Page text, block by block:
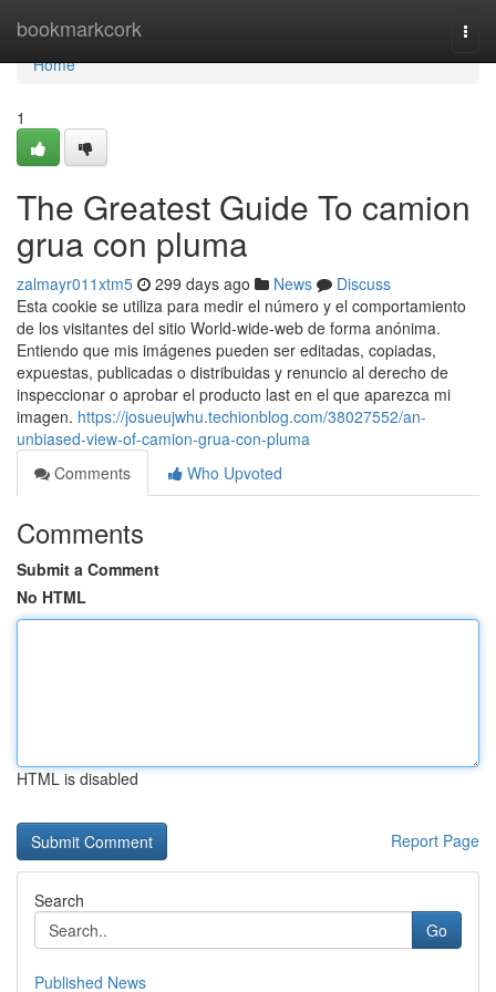
bookmarkcork
Home
Home
1
The Greatest Guide To camion
grua con pluma
zalmayr011xtm5 299 days ago News
Discuss
Esta cookie se utiliza para medir el número y el comportamiento
de los visitantes del sitio World-wide-web de forma anónima.
Entiendo que mis imágenes pueden ser editadas, copiadas,
expuestas, publicadas o distribuidas y renuncio al derecho de
inspeccionar o aprobar el producto last en el que aparezca mi
imagen. https://josueujwhu.techionblog.com/38027552/an-
unbiased-view-of-camion-grua-con-pluma
Comments
Who Upvoted
Comments
Submit a Comment
No HTML
HTML is disabled
Report Page
Search
Go
Published News